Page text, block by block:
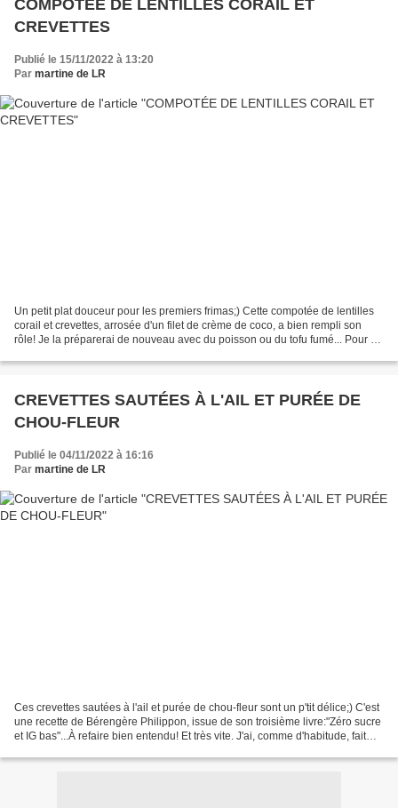
COMPOTÉE DE LENTILLES CORAIL ET
CREVETTES
Publié le 15/11/2022 à 13:20
Par martine de LR
Un petit plat douceur pour les premiers frimas;) Cette compotée de lentilles
corail et crevettes, arrosée d'un filet de crème de coco, a bien rempli son
rôle! Je la préparerai de nouveau avec du poisson ou du tofu fumé... Pour 2
CREVETTES SAUTÉES À L'AIL ET PURÉE DE
CHOU-FLEUR
Publié le 04/11/2022 à 16:16
Par martine de LR
Ces crevettes sautées à l'ail et purée de chou-fleur sont un p'tit délice;) C'est
une recette de Bérengère Philippon, issue de son troisième livre:"Zéro sucre
et IG bas"...À refaire bien entendu! Et très vite. J'ai, comme d'habitude, fait